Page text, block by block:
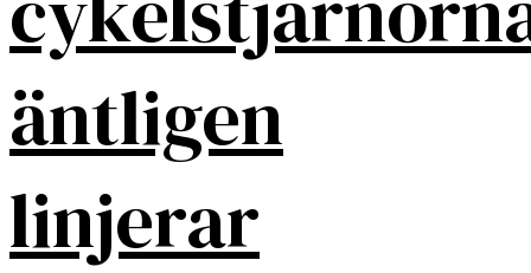
äntligen
linjerar